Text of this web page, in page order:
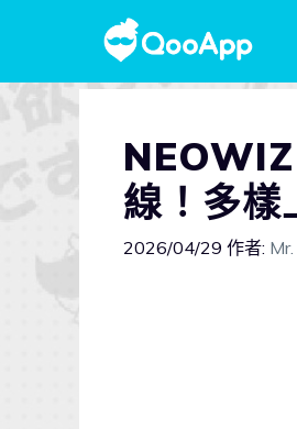
線！多樣
2026/04/29 作者: